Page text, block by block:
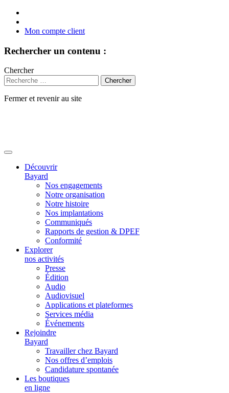
Mon compte client
Rechercher un contenu :
Chercher
Fermer et revenir au site
Découvrir
Bayard
Nos engagements
Notre organisation
Notre histoire
Nos implantations
Communiqués
Rapports de gestion & DPEF
Conformité
Explorer
nos activités
Presse
Édition
Audio
Audiovisuel
Applications et plateformes
Services média
Événements
Rejoindre
Bayard
Travailler chez Bayard
Nos offres d’emplois
Candidature spontanée
Les boutiques
en ligne